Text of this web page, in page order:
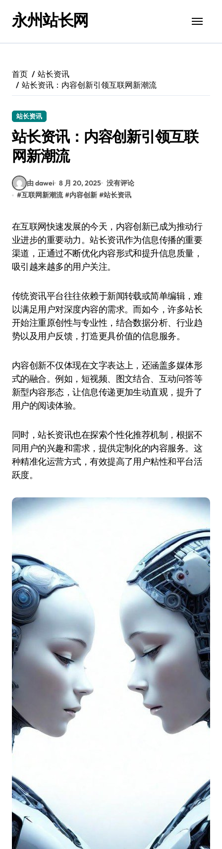
永州站长网
首页
站长资讯
站长资讯：内容创新引领互联网新潮流
站长资讯
站长资讯：内容创新引领互联
网新潮流
由 dawei 8 月 20, 2025 没有评论
#互联网新潮流 #内容创新 #站长资讯
在互联网快速发展的今天，内容创新已成为推动行
业进步的重要动力。站长资讯作为信息传播的重要
渠道，正通过不断优化内容形式和提升信息质量，
吸引越来越多的用户关注。
传统资讯平台往往依赖于新闻转载或简单编辑，难
以满足用户对深度内容的需求。而如今，许多站长
开始注重原创性与专业性，结合数据分析、行业趋
势以及用户反馈，打造更具价值的信息服务。
内容创新不仅体现在文字表达上，还涵盖多媒体形
式的融合。例如，短视频、图文结合、互动问答等
新型内容形态，让信息传递更加生动直观，提升了
用户的阅读体验。
同时，站长资讯也在探索个性化推荐机制，根据不
同用户的兴趣和需求，提供定制化的内容服务。这
种精准化运营方式，有效提高了用户粘性和平台活
跃度。